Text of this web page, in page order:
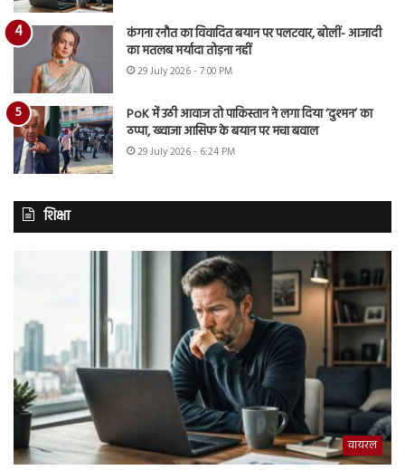
कंगना रनौत का विवादित बयान पर पलटवार, बोलीं- आजादी
का मतलब मर्यादा तोड़ना नहीं
29 July 2026 - 7:00 PM
PoK में उठी आवाज तो पाकिस्तान ने लगा दिया ‘दुश्मन’ का
ठप्पा, ख्वाजा आसिफ के बयान पर मचा बवाल
29 July 2026 - 6:24 PM
शिक्षा
वायरल